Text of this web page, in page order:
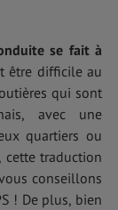
se fait à
être difficile au
qui sont
avec une
quartiers ou
cette traduction
conseillons
! De plus, bien